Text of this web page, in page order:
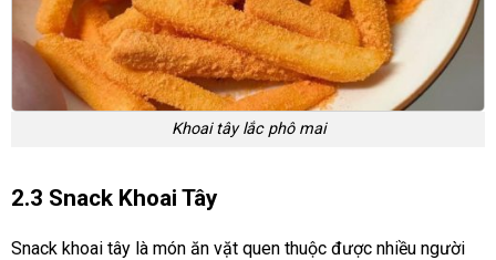
Khoai tây lắc phô mai
2.3 Snack Khoai Tây
Snack khoai tây là món ăn vặt quen thuộc được nhiều người